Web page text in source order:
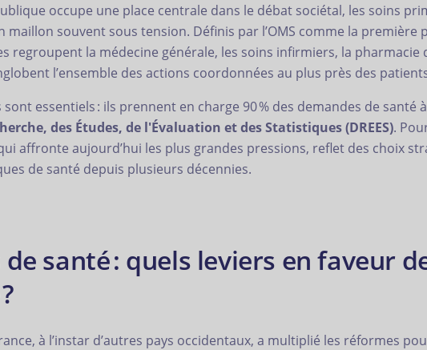
occupe une place centrale dans le débat sociétal, les soins
souvent sous tension. Définis par l’OMS comme la première
regroupent la médecine générale, les soins infirmiers, la
l’ensemble des actions coordonnées au plus près des
sont essentiels : ils prennent en charge 90 % des demandes de santé
des Études, de l'Évaluation et des Statistiques (DREES).
affronte aujourd’hui les plus grandes pressions, reflet des choix
de santé depuis plusieurs décennies.
santé : quels leviers en faveur
à l’instar d’autres pays occidentaux, a multiplié les réformes